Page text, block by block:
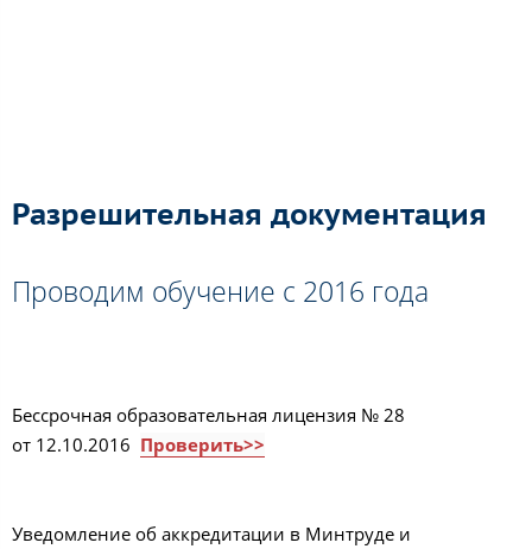
Разрешительная документация
Проводим обучение с 2016 года
Бессрочная образовательная лицензия № 28
от 12.10.2016 Проверить>>
Уведомление об аккредитации в Минтруде и